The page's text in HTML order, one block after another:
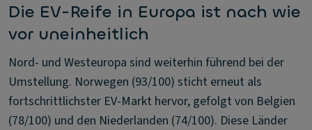
Die EV-Reife in Europa ist nach wie
vor uneinheitlich
Nord- und Westeuropa sind weiterhin führend bei der
Umstellung. Norwegen (93/100) sticht erneut als
fortschrittlichster EV-Markt hervor, gefolgt von Belgien
(78/100) und den Niederlanden (74/100). Diese Länder